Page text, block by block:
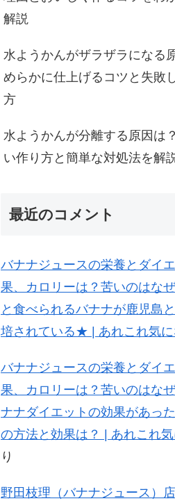
解説
水ようかんがザラザラになる
めらかに仕上げるコツと失敗
方
水ようかんが分離する原因は
い作り方と簡単な対処法を解
最近のコメント
バナナジュースの栄養とダイ
果、カロリーは？苦いのはなぜ
と食べられるバナナが鹿児島
培されている★ | あれこれ気に
バナナジュースの栄養とダイ
果、カロリーは？苦いのはなぜ
ナナダイエットの効果があっ
の方法と効果は？ | あれこれ
り
野田枝理（バナナジュース）